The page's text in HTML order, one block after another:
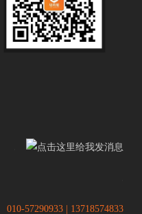
010-57290933 | 13718574833